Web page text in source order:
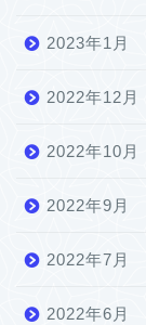
2023年1月
2022年12月
2022年10月
2022年9月
2022年7月
2022年6月